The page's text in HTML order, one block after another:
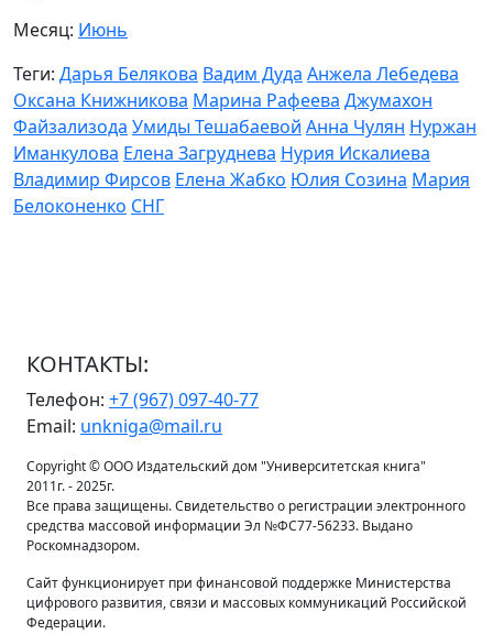
Месяц: Июнь
Теги: Дарья Белякова Вадим Дуда Анжела Лебедева
Оксана Книжникова Марина Рафеева Джумахон
Файзализода Умиды Тешабаевой Анна Чулян Нуржан
Иманкулова Елена Загруднева Нурия Искалиева
Владимир Фирсов Елена Жабко Юлия Созина Мария
Белоконенко СНГ
КОНТАКТЫ:
Телефон: +7 (967) 097-40-77
Email: unkniga@mail.ru
Copyright © ООО Издательский дом "Университетская книга"
2011г. - 2025г.
Все права защищены. Свидетельство о регистрации электронного
средства массовой информации Эл №ФС77-56233. Выдано
Роскомнадзором.
Сайт функционирует при финансовой поддержке Министерства
цифрового развития, связи и массовых коммуникаций Российской
Федерации.